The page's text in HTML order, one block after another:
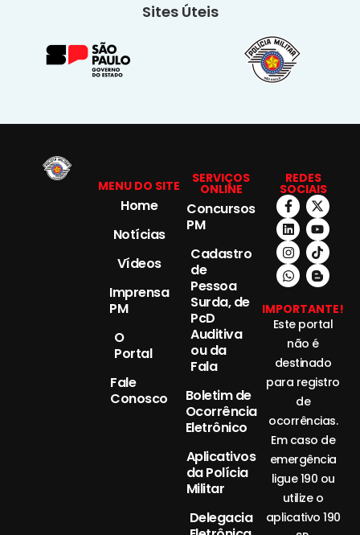
Sites Úteis
MENU DO SITE
Home
Notícias
Vídeos
Imprensa
PM
O
Portal
Fale
Conosco
SERVIÇOS
ONLINE
Concursos
PM
Cadastro
de
Pessoa
Surda, de
PcD
Auditiva
ou da
Fala
Boletim de
Ocorrência
Eletrônico
Aplicativos
da Polícia
Militar
Delegacia
REDES
SOCIAIS
IMPORTANTE!
Este portal
não é
destinado
para registro
de
ocorrências.
Em caso de
emergência
ligue 190 ou
utilize o
aplicativo 190